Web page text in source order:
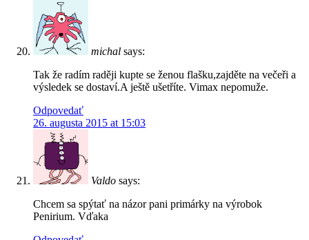
michal says:
Tak že radím raději kupte se ženou flašku,zajděte na večeři a
výsledek se dostaví.A ještě ušetříte. Vimax nepomuže.
Odpovedať
26. augusta 2015 at 15:03
Valdo says:
Chcem sa spýtať na názor pani primárky na výrobok
Penirium. Vďaka